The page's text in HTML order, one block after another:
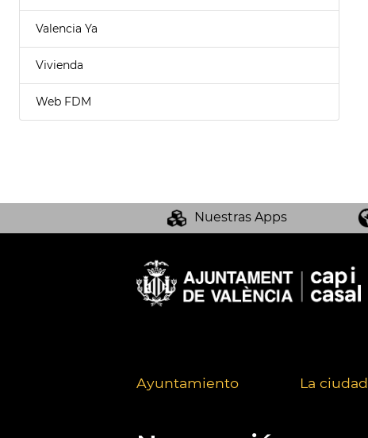
Valencia Ya
Vivienda
Web FDM
Nuestras Apps
Ayuntamiento La ciudad